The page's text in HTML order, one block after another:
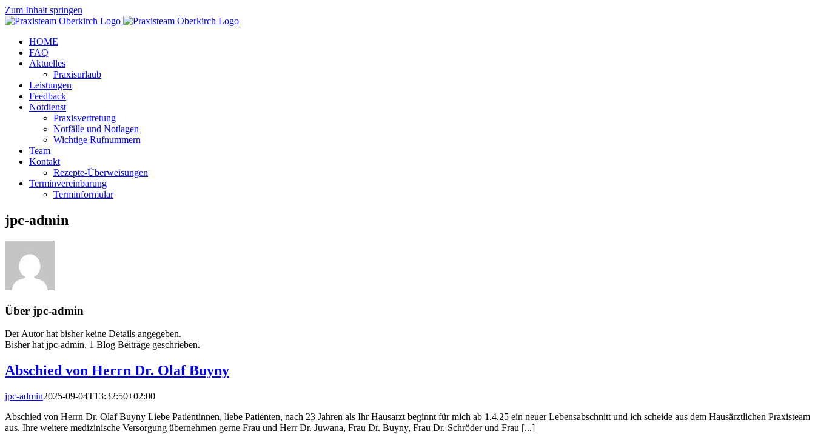
Zum Inhalt springen
HOME
FAQ
Aktuelles
Praxisurlaub
Leistungen
Feedback
Notdienst
Praxisvertretung
Notfälle und Notlagen
Wichtige Rufnummern
Team
Kontakt
Rezepte-Überweisungen
Terminvereinbarung
Terminformular
jpc-admin
Über jpc-admin
Der Autor hat bisher keine Details angegeben.
Bisher hat jpc-admin, 1 Blog Beiträge geschrieben.
Abschied von Herrn Dr. Olaf Buyny
jpc-admin2025-09-04T13:32:50+02:00
Abschied von Herrn Dr. Olaf Buyny Liebe Patientinnen, liebe Patienten, nach 23 Jahren als Ihr Hausarzt beginnt für mich ab 1.4.25 ein neuer Lebensabschnitt und ich scheide aus dem Hausärztlichen Praxisteam
aus. Ihre weitere medizinische Versorgung übernehmen gerne Frau und Herr Dr. Juwana, Frau Dr. Buyny, Frau Dr. Schröder und Frau [...]